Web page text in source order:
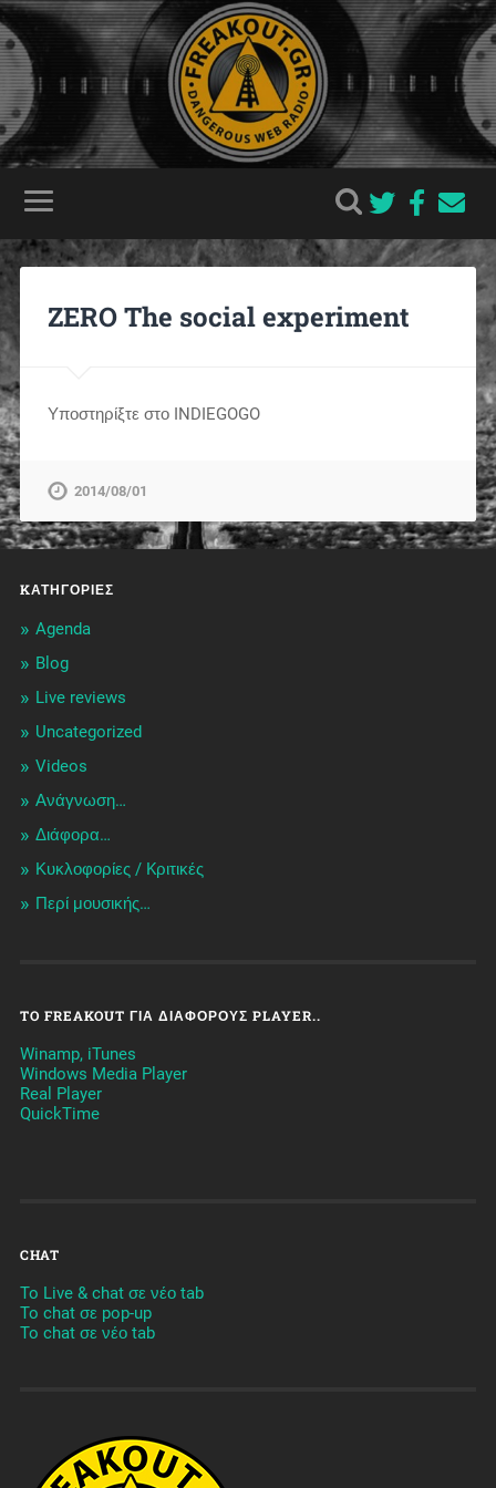
ZERO The social experiment
Υποστηρίξτε στο INDIEGOGO
2014/08/01
KΑΤΗΓΟΡΊΕΣ
Agenda
Blog
Live reviews
Uncategorized
Videos
Ανάγνωση…
Διάφορα…
Κυκλοφορίες / Kριτικές
Περί μουσικής…
TO FREAKOUT ΓΙΑ ΔΙΆΦΟΡΟΥΣ PLAYER..
Winamp, iTunes
Windows Media Player
Real Player
QuickTime
CHAT
To Live & chat σε νέο tab
To chat σε pop-up
To chat σε νέο tab